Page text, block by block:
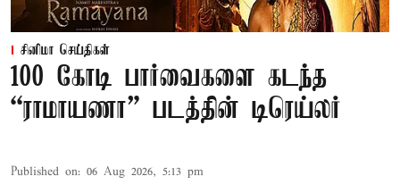
சினிமா செய்திகள்
100 கோடி பார்வைகளை கடந்த
“ராமாயணா” படத்தின் டிரெய்லர்
Published on: 06 Aug 2026, 5:13 pm